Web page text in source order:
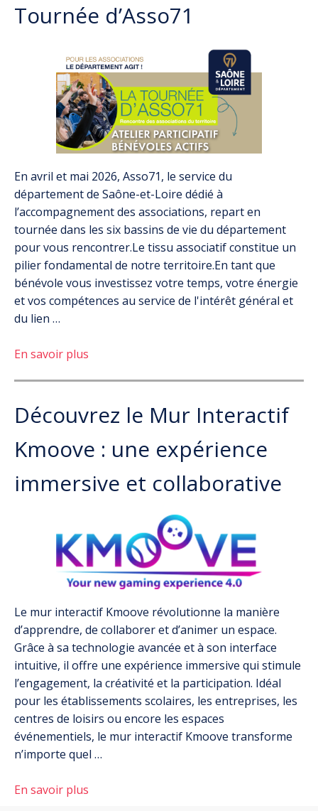
Tournée d’Asso71
En avril et mai 2026, Asso71, le service du
département de Saône-et-Loire dédié à
l’accompagnement des associations, repart en
tournée dans les six bassins de vie du département
pour vous rencontrer.Le tissu associatif constitue un
pilier fondamental de notre territoire.En tant que
bénévole vous investissez votre temps, votre énergie
et vos compétences au service de l'intérêt général et
du lien …
En savoir plus
Découvrez le Mur Interactif
Kmoove : une expérience
immersive et collaborative
Le mur interactif Kmoove révolutionne la manière
d’apprendre, de collaborer et d’animer un espace.
Grâce à sa technologie avancée et à son interface
intuitive, il offre une expérience immersive qui stimule
l’engagement, la créativité et la participation. Idéal
pour les établissements scolaires, les entreprises, les
centres de loisirs ou encore les espaces
événementiels, le mur interactif Kmoove transforme
n’importe quel …
En savoir plus